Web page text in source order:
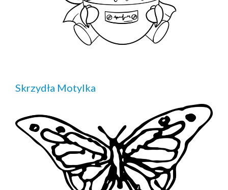
Skrzydła Motylka